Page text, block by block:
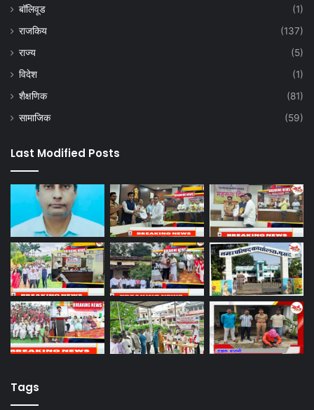
बॉलिवूड
(1)
राजकिय
(137)
राज्य
(5)
विदेश
(1)
शैक्षणिक
(81)
सामाजिक
(59)
Last Modified Posts
Tags